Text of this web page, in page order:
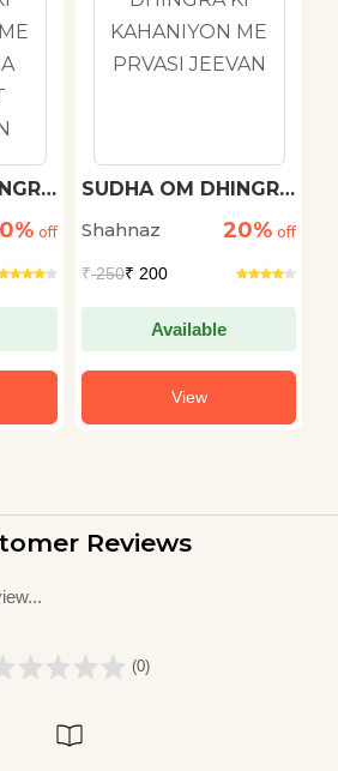
off
SUDHA OM DHINGRA
PRVASI JEEVAN
Shahnaz 20% off
₹250₹ 200
Available
View
Reviews
(0)